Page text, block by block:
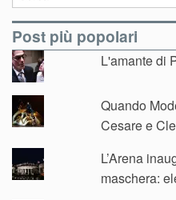
Post più popolari
L'amante di
Quando
Cesare e
L’Arena
maschera: